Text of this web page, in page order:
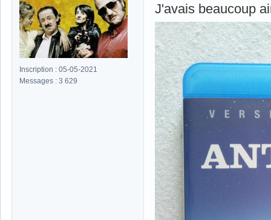
Inscription : 05-05-2021
Messages : 3 629
J'avais beaucoup